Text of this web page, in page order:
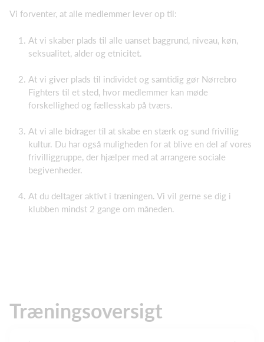
Vi forventer, at alle medlemmer lever op til:
At vi skaber plads til alle uanset baggrund, niveau, køn,
seksualitet, alder og etnicitet.
At vi giver plads til individet og samtidig gør Nørrebro
Fighters til et sted, hvor medlemmer kan møde
forskellighed og fællesskab på tværs.
At vi alle bidrager til at skabe en stærk og sund frivillig
kultur. Du har også muligheden for at blive en del af vores
frivilliggruppe, der hjælper med at arrangere sociale
begivenheder.
At du deltager aktivt i træningen. Vi vil gerne se dig i
klubben mindst 2 gange om måneden.
Træningsoversigt